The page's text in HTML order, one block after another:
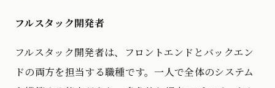
フルスタック開発者
フルスタック開発者は、フロントエンドとバックエン
ドの両方を担当する職種です。一人で全体のシステム